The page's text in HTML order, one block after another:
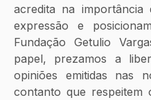
acredita na
expressão e
Fundação Getulio
papel, prezamos a
opiniões emitidas nas
contanto que respeitem